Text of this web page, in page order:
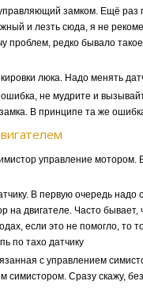
замком. Ещё раз
и лезть сюда, я не
проблем, редко бывало
люка. Надо менять
не мудрите и
В принципе та же
управление мотором.
В первую очередь надо
на двигателе. Часто
если это не помогло, то
по тахо датчику
с управлением
симистором. Сразу скажу,